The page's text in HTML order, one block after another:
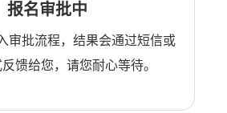
报名审批中
审批流程，结果会通过短信或
馈给您，请您耐心等待。